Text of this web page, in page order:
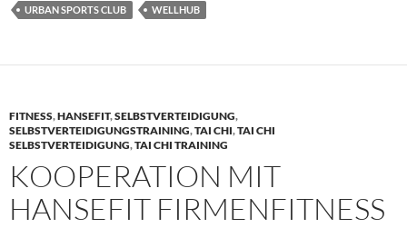
URBAN SPORTS CLUB
WELLHUB
FITNESS,HANSEFIT,SELBSTVERTEIDIGUNG,
SELBSTVERTEIDIGUNGSTRAINING,TAI CHI,TAI CHI
SELBSTVERTEIDIGUNG,TAI CHI TRAINING
KOOPERATION MIT
HANSEFIT FIRMENFITNESS